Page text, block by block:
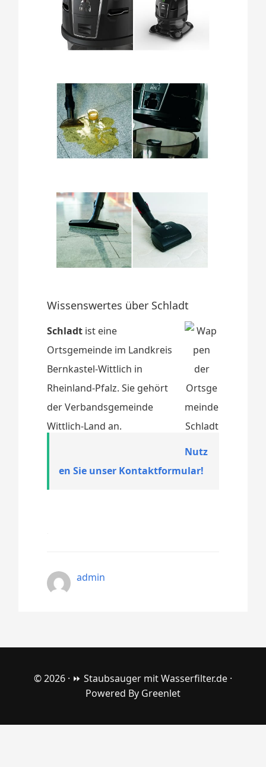
Wissenswertes über Schladt
Schladt ist eine
Ortsgemeinde im Landkreis
Bernkastel-Wittlich in
Rheinland-Pfalz. Sie gehört
der Verbandsgemeinde
Wittlich-Land an.
Nutz
en Sie unser Kontaktformular!
admin
© 2026 · ⏩ Staubsauger mit Wasserfilter.de ·
Powered By Greenlet